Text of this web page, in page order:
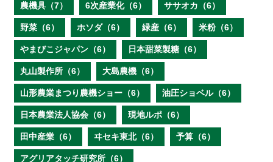
農機具（7） 6次産業化（6） ササオカ（6）
野菜（6） ホソダ（6） 緑産（6） 米粉（6）
やまびこジャパン（6） 日本甜菜製糖（6）
丸山製作所（6） 大島農機（6）
山形農業まつり農機ショー（6） 油圧ショベル（6）
日本農業法人協会（6） 現地ルポ（6）
田中産業（6） ヰセキ東北（6） 予算（6）
アグリアタッチ研究所（6）